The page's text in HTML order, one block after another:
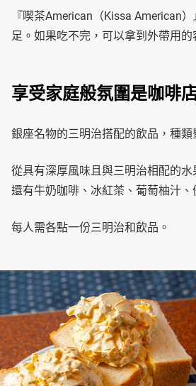
『喫茶American（Kissa American
足。如果吃不完，可以拿到外帶用的
享受家庭般氛圍是咖啡
銀座名物的三明治搭配的飲品，種類
從具有深厚風味且與三明治相配的水
還有牛奶咖啡、冰紅茶、葡萄柚汁、
每人需各點一份三明治和飲品。